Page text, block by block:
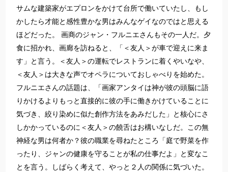
サムな建築家がエプロンをかけて台所で働いていたし、もし
かしたら才能と感性豊かな男はみんなゲイなのではと思える
ほどだった。 画商のジャン・フルニエさんもその一人だ。夕
食に招かれ、画廊を訪ねると、「＜友人＞が車で迎えに来ま
す」と言う。＜友人＞の運転でレストランに着くやいなや、
＜友人＞は大きな声でオペラについておしゃべりを始めた。
フルニエさんの話題は、「画家アンタイは神が彼の頭脳に語
りかけるよりもっと直接的に彼の手に働きかけていることに
気づき、絞り染めに似た創作方法をあみだした」と核心にさ
しかかっているのに＜友人＞の饒舌はお構いなしだ。この無
神経な男は何者か？彼の職業を尋ねたところ「庭で野菜を作
ったり、ジャンの健康を守ることが私の仕事だよ」と変なこ
とを言う。しばらく考えて、やっと２人の関係に気づいた。